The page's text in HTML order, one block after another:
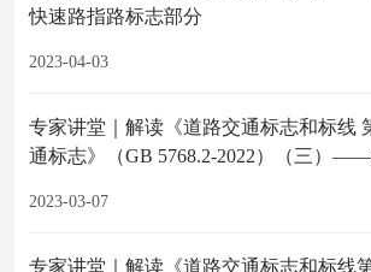
快速路指路标志部分
2023-04-03
专家讲堂｜解读《道路交通标志和标线
通标志》（GB 5768.2-2022）（三）
2023-03-07
专家讲堂｜解读《道路交通标志和标线